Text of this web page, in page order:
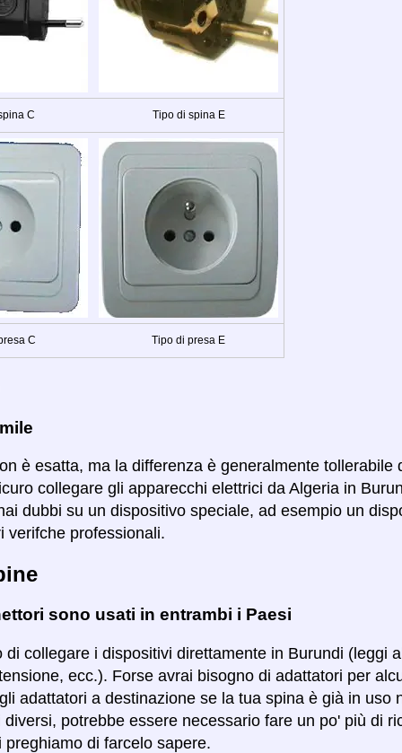
C Tipo di spina E
C Tipo di presa E
è esatta, ma la differenza è generalmente tollerabile
collegare gli apparecchi elettrici da Algeria in
dubbi su un dispositivo speciale, ad esempio un
verifche professionali.
sono usati in entrambi i Paesi
di collegare i dispositivi direttamente in Burundi (leggi
ecc.). Forse avrai bisogno di adattatori per
adattatori a destinazione se la tua spina è già in uso
diversi, potrebbe essere necessario fare un po' più di
preghiamo di farcelo sapere.